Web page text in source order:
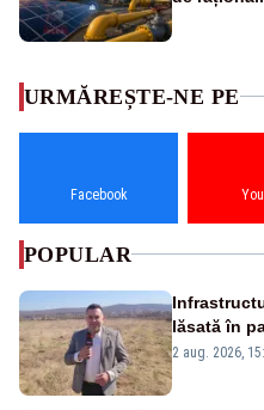
URMĂREȘTE-NE PE
Facebook
POPULAR
lăsată în
2 aug. 2026,